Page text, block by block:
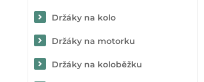
Držáky na kolo
Držáky na motorku
Držáky na koloběžku